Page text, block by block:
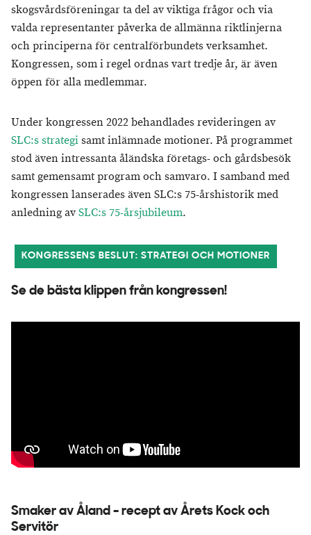
skogsvårdsföreningar ta del av viktiga frågor och via
valda representanter påverka de allmänna riktlinjerna
och principerna för centralförbundets verksamhet.
Kongressen, som i regel ordnas vart tredje år, är även
öppen för alla medlemmar.
Under kongressen 2022 behandlades revideringen av
SLC:s strategisamt inlämnade motioner. På programmet
stod även intressanta åländska företags- och gårdsbesök
samt gemensamt program och samvaro. I samband med
kongressen lanserades även SLC:s 75-årshistorik med
anledning avSLC:s 75-årsjubileum.
KONGRESSENS BESLUT: STRATEGI OCH MOTIONER
Se de bästa klippen från kongressen!
Smaker av Åland - recept av Årets Kock och
Servitör